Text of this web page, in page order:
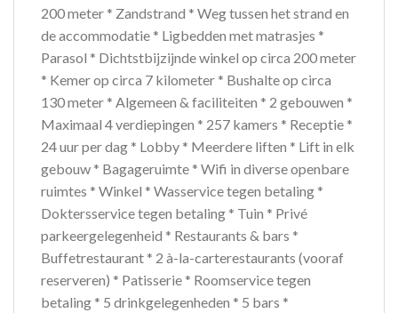
200 meter * Zandstrand * Weg tussen het strand en
de accommodatie * Ligbedden met matrasjes *
Parasol * Dichtstbijzijnde winkel op circa 200 meter
* Kemer op circa 7 kilometer * Bushalte op circa
130 meter * Algemeen & faciliteiten * 2 gebouwen *
Maximaal 4 verdiepingen * 257 kamers * Receptie *
24 uur per dag * Lobby * Meerdere liften * Lift in elk
gebouw * Bagageruimte * Wifi in diverse openbare
ruimtes * Winkel * Wasservice tegen betaling *
Doktersservice tegen betaling * Tuin * Privé
parkeergelegenheid * Restaurants & bars *
Buffetrestaurant * 2 à-la-carterestaurants (vooraf
reserveren) * Patisserie * Roomservice tegen
betaling * 5 drinkgelegenheden * 5 bars *